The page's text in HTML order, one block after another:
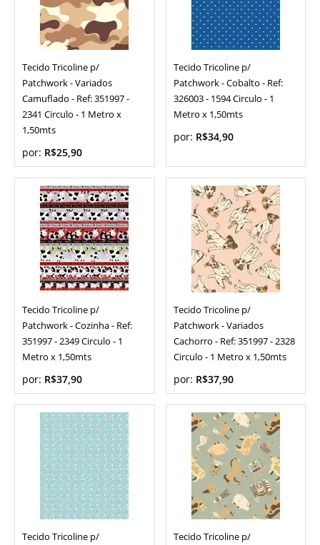
Tecido Tricoline p/
Patchwork - Variados
Camuflado - Ref: 351997 -
2341 Circulo - 1 Metro x
1,50mts
por: R$25,90
Tecido Tricoline p/
Patchwork - Cobalto - Ref:
326003 - 1594 Circulo - 1
Metro x 1,50mts
por: R$34,90
Tecido Tricoline p/
Patchwork - Cozinha - Ref:
351997 - 2349 Circulo - 1
Metro x 1,50mts
por: R$37,90
Tecido Tricoline p/
Patchwork - Variados
Cachorro - Ref: 351997 - 2328
Circulo - 1 Metro x 1,50mts
por: R$37,90
Tecido Tricoline p/
Tecido Tricoline p/